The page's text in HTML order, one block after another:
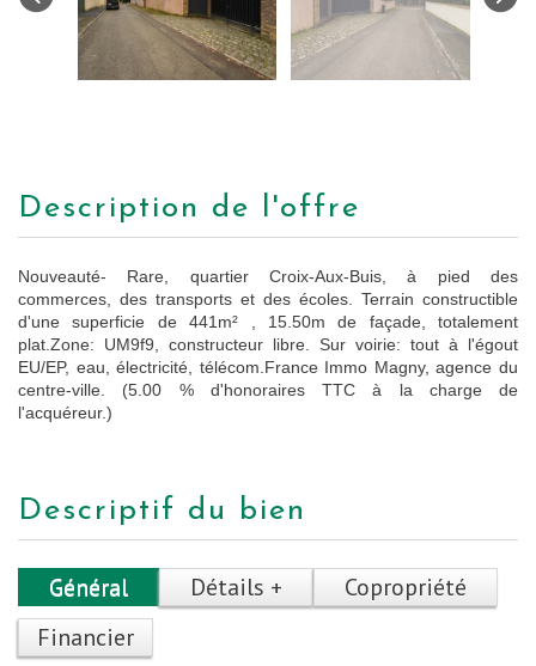
description de l'offre
Nouveauté- Rare, quartier Croix-Aux-Buis, à pied des
commerces, des transports et des écoles. Terrain constructible
d'une superficie de 441m² , 15.50m de façade, totalement
plat.Zone: UM9f9, constructeur libre. Sur voirie: tout à l'égout
EU/EP, eau, électricité, télécom.France Immo Magny, agence du
centre-ville. (5.00 % d'honoraires TTC à la charge de
l'acquéreur.)
descriptif du bien
Général Détails +
Copropriété
Financier